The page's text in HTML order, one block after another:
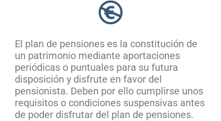
El plan de pensiones es la constitución de
un patrimonio mediante aportaciones
periódicas o puntuales para su futura
disposición y disfrute en favor del
pensionista. Deben por ello cumplirse unos
requisitos o condiciones suspensivas antes
de poder disfrutar del plan de pensiones.